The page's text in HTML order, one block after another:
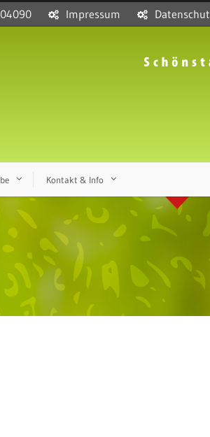
Impressum
Kontakt & Info